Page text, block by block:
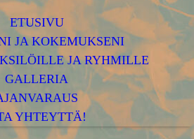
ETUSIVU
JA KOKEMUKSENI
JA RYHMILLE
GALLERIA
YHTEYTTÄ!